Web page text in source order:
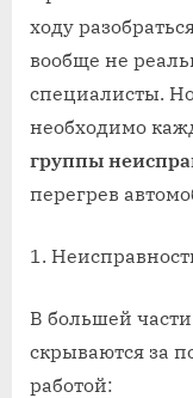
ходу
вообще не
специалисты.
необходимо
группы
перегрев
1.
В большей
скрываются за
работой: